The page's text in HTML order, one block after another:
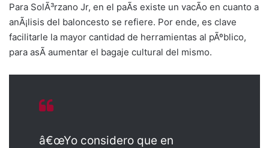
Para SolÃ³rzano Jr, en el paÃ­s existe un vacÃ­o en cuanto a
anÃ¡lisis del baloncesto se refiere. Por ende, es clave
facilitarle la mayor cantidad de herramientas al pÃºblico,
para asÃ­ aumentar el bagaje cultural del mismo.
â€œYo considero que en